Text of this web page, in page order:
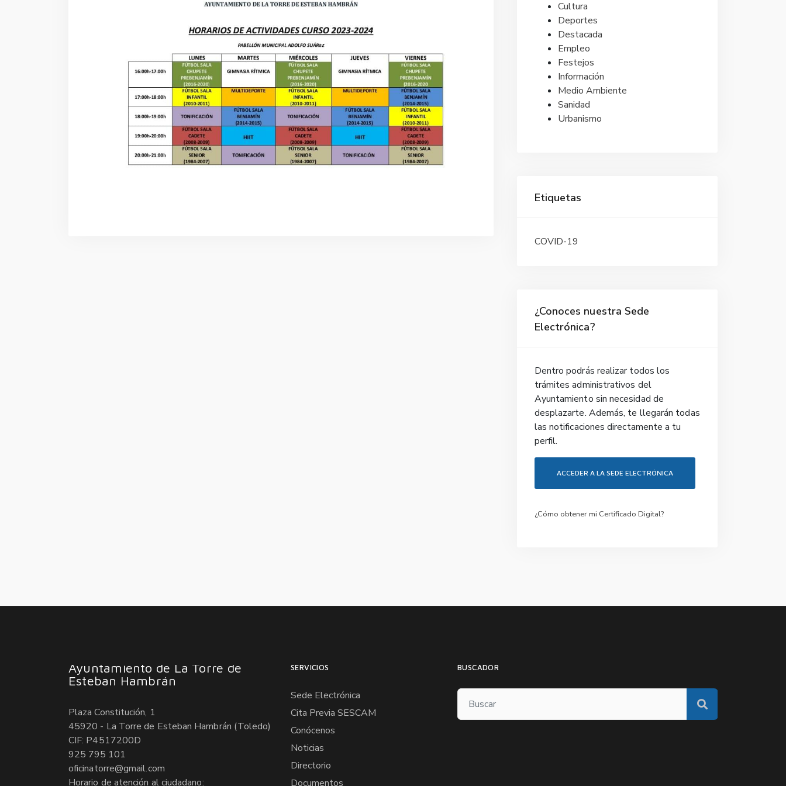
SANIDAD
URBANISMO
CULTURA
Cultura
Deportes
Destacada
Empleo
Festejos
Información
Medio Ambiente
Sanidad
Urbanismo
Etiquetas
COVID-19
¿Conoces nuestra Sede
Electrónica?
Dentro podrás realizar todos los
trámites administrativos del
Ayuntamiento sin necesidad de
desplazarte. Además, te llegarán todas
las notificaciones directamente a tu
perfil.
ACCEDER A LA SEDE ELECTRÓNICA
¿Cómo obtener mi Certificado Digital?
Ayuntamiento de La Torre de
Esteban Hambrán
Plaza Constitución, 1
45920 - La Torre de Esteban Hambrán (Toledo)
CIF: P4517200D
925 795 101
oficinatorre@gmail.com
Horario de atención al ciudadano:
SERVICIOS
Sede Electrónica
Cita Previa SESCAM
Conócenos
Noticias
Directorio
Documentos
BUSCADOR